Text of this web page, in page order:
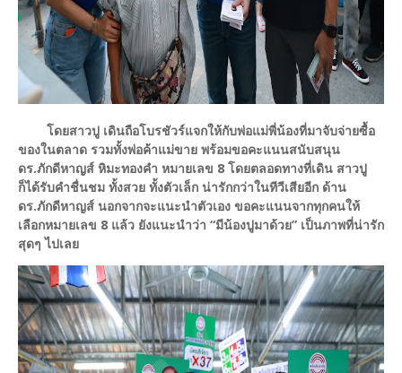
โดยสาวปู เดินถือโบรชัวร์แจกให้กับพ่อแม่พี่น้องที่มาจับจ่ายซื้อ
ของในตลาด รวมทั้งพ่อค้าแม่ขาย พร้อมขอคะแนนสนับสนุน
ดร.ภักดีหาญส์ หิมะทองคำ หมายเลข 8 โดยตลอดทางที่เดิน สาวปู
ก็ได้รับคำชื่นชม ทั้งสวย ทั้งตัวเล็ก น่ารักกว่าในทีวีเสียอีก ด้าน
ดร.ภักดีหาญส์ นอกจากจะแนะนำตัวเอง ขอคะแนนจากทุกคนให้
เลือกหมายเลข 8 แล้ว ยังแนะนำว่า “มีน้องปูมาด้วย” เป็นภาพที่น่ารัก
สุดๆ ไปเลย